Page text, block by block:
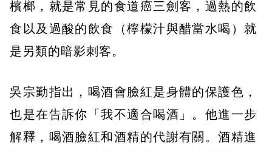
檳榔，就是常見的食道癌三劍客，過熱的飲
食以及過酸的飲食（檸檬汁與醋當水喝）就
是另類的暗影刺客。
吳宗勤指出，喝酒會臉紅是身體的保護色，
也是在告訴你「我不適合喝酒」。他進一步
解釋，喝酒臉紅和酒精的代謝有關。酒精進